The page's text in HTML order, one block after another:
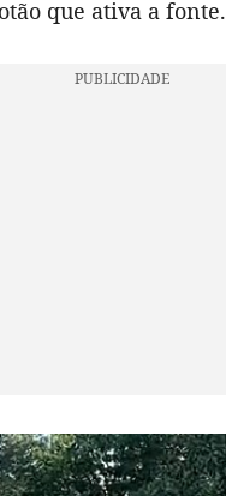
que ativa a fonte.